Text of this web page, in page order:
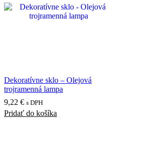
Dekoratívne sklo – Olejová
trojramenná lampa
9,22 € s DPH
Pridať do košíka